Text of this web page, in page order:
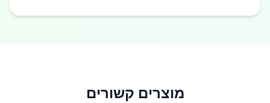
מוצרים קשורים